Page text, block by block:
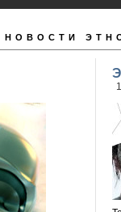
НОВОСТИ